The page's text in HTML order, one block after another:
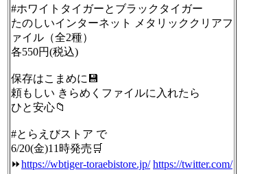
#ホワイトタイガーとブラックタイガー
たのしいインターネット メタリッククリアフ
ァイル（全2種）
各550円(税込)
保存はこまめに💾
頼もしい きらめくファイルに入れたら
ひと安心📁
#とらえびストア で
6/20(金)11時発売🛒
⏩https://wbtiger-toraebistore.jp/ https://twitter.com/